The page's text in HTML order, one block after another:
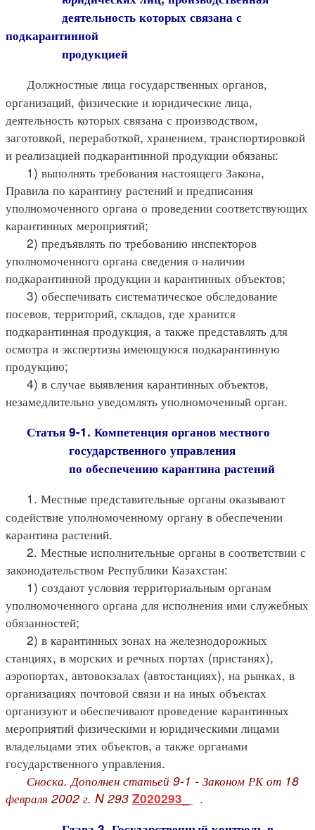
деятельность которых связана с
подкарантинной
продукцией
Должностные лица государственных органов,
организаций, физические и юридические лица,
деятельность которых связана с производством,
заготовкой, переработкой, хранением, транспортировкой
и реализацией подкарантинной продукции обязаны:
1) выполнять требования настоящего Закона,
Правила по карантину растений и предписания
уполномоченного органа о проведении соответствующих
карантинных мероприятий;
2) предъявлять по требованию инспекторов
уполномоченного органа сведения о наличии
подкарантинной продукции и карантинных объектов;
3) обеспечивать систематическое обследование
посевов, территорий, складов, где хранится
подкарантинная продукция, а также представлять для
осмотра и экспертизы имеющуюся подкарантинную
продукцию;
4) в случае выявления карантинных объектов,
незамедлительно уведомлять уполномоченный орган.
Статья 9-1. Компетенция органов местного
государственного управления
по обеспечению карантина растений
1. Местные представительные органы оказывают
содействие уполномоченному органу в обеспечении
карантина растений.
2. Местные исполнительные органы в соответствии с
законодательством Республики Казахстан:
1) создают условия территориальным органам
уполномоченного органа для исполнения ими служебных
обязанностей;
2) в карантинных зонах на железнодорожных
станциях, в морских и речных портах (пристанях),
аэропортах, автовокзалах (автостанциях), на рынках, в
организациях почтовой связи и на иных объектах
организуют и обеспечивают проведение карантинных
мероприятий физическими и юридическими лицами
владельцами этих объектов, а также органами
государственного управления.
Сноска. Дополнен статьей 9-1 - Законом РК от 18
февраля 2002 г. N 293 Z020293_ .